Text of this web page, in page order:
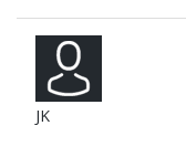
JK